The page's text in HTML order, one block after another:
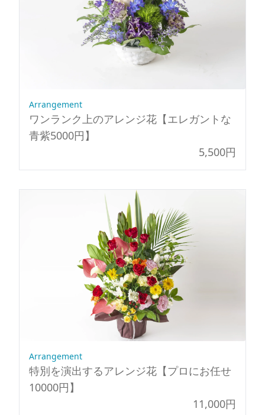
Arrangement
ワンランク上のアレンジ花【エレガントな
青紫5000円】
5,500円
Arrangement
特別を演出するアレンジ花【プロにお任せ
10000円】
11,000円